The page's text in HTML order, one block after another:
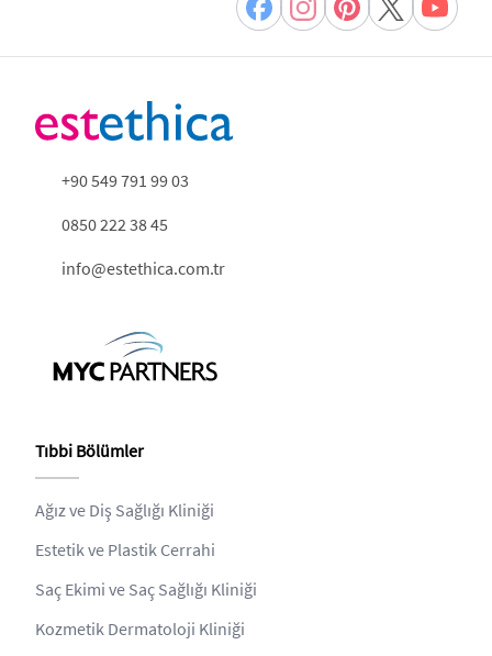
+90 549 791 99 03
0850 222 38 45
info@estethica.com.tr
Tıbbi Bölümler
Ağız ve Diş Sağlığı Kliniği
Estetik ve Plastik Cerrahi
Saç Ekimi ve Saç Sağlığı Kliniği
Kozmetik Dermatoloji Kliniği